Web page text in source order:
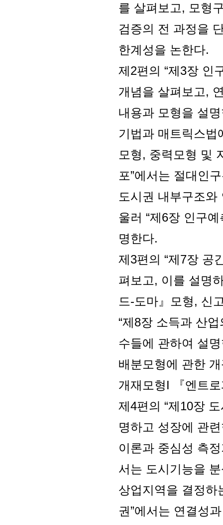
를 살펴보고, 모형
검증의 전 과정을
한계성을 논한다.
제2편의 “제3장 인
개념을 살펴보고,
내용과 모형을 설
기법과 매트릭스법
모형, 중력모형 및
포”에서는 절대인
도시권 내부구조
울러 “제6장 인구
명한다.
제3편의 “제7장 공
펴보고, 이를 설명
드-도마』모형, 신
“제8장 소득과 산
수들에 관하여 설
배분모형에 관한
개재모형I 『엔트
제4편의 “제10장
명하고 성장에 관
이론과 중심성 측
서는 도시기능을
상업지역을 결정하
권”에서는 연결성